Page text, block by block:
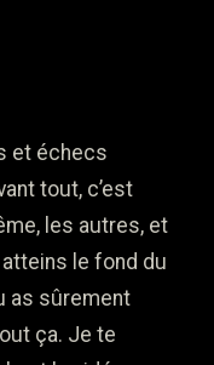
et échecs
tout, c’est
les autres, et
le fond du
as sûrement
ça. Je te